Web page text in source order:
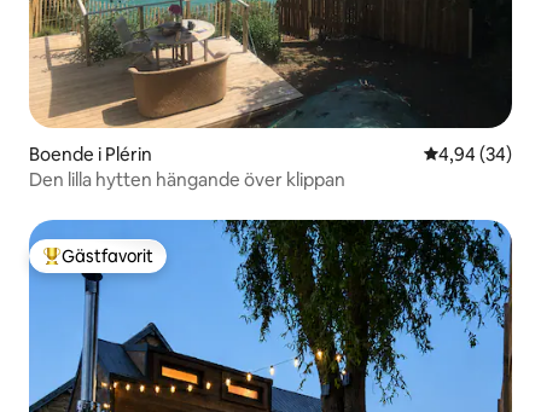
Boende i Plérin 4,94 av 5 i
4,94 (34)
Den lilla hytten hängande över klippan
Populär gästfavorit
Gästfavorit